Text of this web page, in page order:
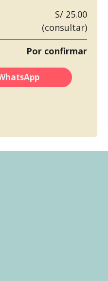
S/ 25.00
(consultar)
Por confirmar